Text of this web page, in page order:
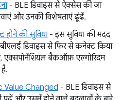
- BLE डिवाइस से ऐक्सेस की जा
और उनकी विशेषताएं ढूंढें.
की सुविधा- इस सुविधा की मदद
डिवाइस से फिर से कनेक्ट किया
एक्सपोनेंशियल बैकऑफ़ एल्गोरिदम
Value Changed - BLE डिवाइस से